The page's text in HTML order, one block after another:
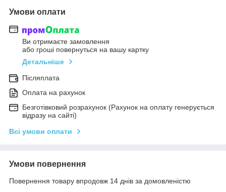
Умови оплати
Ви отримаєте замовлення
або гроші повернуться на вашу картку
Детальніше
Післяплата
Оплата на рахунок
Безготівковий розрахунок (Рахунок на оплату генерується
відразу на сайті)
Всі умови оплати
Умови повернення
Повернення товару впродовж 14 днів за домовленістю